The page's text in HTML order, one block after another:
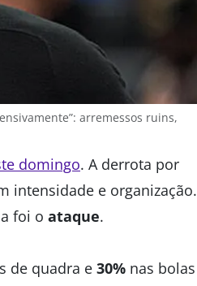
arremessos ruins,
domingo. A derrota por
intensidade e organização.
foi o ataque.
de quadra e 30% nas bolas